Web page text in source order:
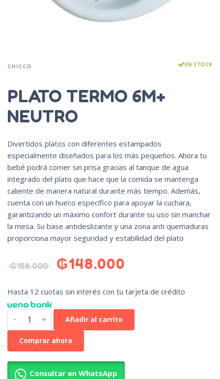
CHICCO EN STOCK
PLATO TERMO 6M+
NEUTRO
Divertidos platos con diferentes estampados
especialmente diseñados para los más pequeños. Ahora tu
bebé podrá comer sin prisa gracias al tanque de agua
integrado del plato que hace que la comida se mantenga
caliente de manera natural durante más tiempo. Además,
cuenta con un hueco específico para apoyar la cuchara,
garantizando un máximo confort durante su uso sin manchar
la mesa. Su base antideslizante y una zona anti quemaduras
proporciona mayor seguridad y estabilidad del plato
₲158.000 ₲148.000
Hasta 12 cuotas sin interés con tu tarjeta de crédito
- + Añadir al carrito
Comprar ahora
Consultar en WhatsApp